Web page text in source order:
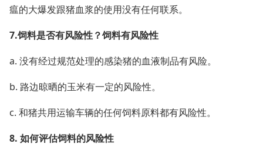
瘟的大爆发跟猪血浆的使用没有任何联系。
7.饲料是否有风险性？饲料有风险性
a. 没有经过规范处理的感染猪的血液制品有风险。
b. 路边晾晒的玉米有一定的风险性。
c. 和猪共用运输车辆的任何饲料原料都有风险性。
8. 如何评估饲料的风险性